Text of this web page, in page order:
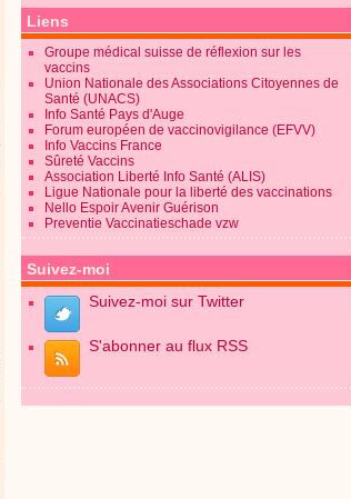
Liens
Groupe médical suisse de réflexion sur les
vaccins
Union Nationale des Associations Citoyennes de
Santé (UNACS)
Info Santé Pays d'Auge
Forum européen de vaccinovigilance (EFVV)
Info Vaccins France
Sûreté Vaccins
Association Liberté Info Santé (ALIS)
Ligue Nationale pour la liberté des vaccinations
Nello Espoir Avenir Guérison
Preventie Vaccinatieschade vzw
Suivez-moi
Suivez-moi sur Twitter
S'abonner au flux RSS